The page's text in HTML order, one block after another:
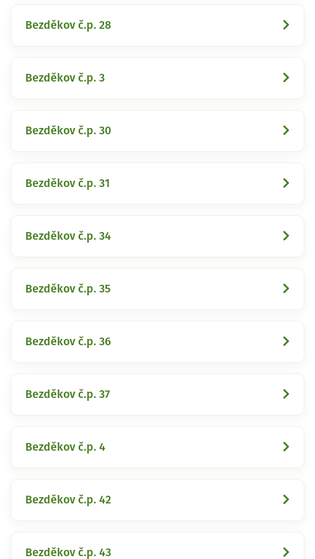
Bezděkov č.p. 28
Bezděkov č.p. 3
Bezděkov č.p. 30
Bezděkov č.p. 31
Bezděkov č.p. 34
Bezděkov č.p. 35
Bezděkov č.p. 36
Bezděkov č.p. 37
Bezděkov č.p. 4
Bezděkov č.p. 42
Bezděkov č.p. 43